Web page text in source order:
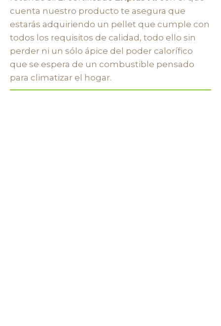
cuenta nuestro producto te asegura que
estarás adquiriendo un pellet que cumple con
todos los requisitos de calidad, todo ello sin
perder ni un sólo ápice del poder calorífico
que se espera de un combustible pensado
para climatizar el hogar.